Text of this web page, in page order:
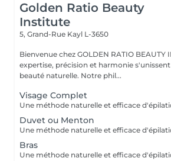
Golden Ratio Beauty
Institute
5, Grand-Rue Kayl L-3650
Bienvenue chez GOLDEN RATIO BEAUTY INSTITUTE Un lieu où
expertise, précision et harmonie
beauté naturelle. Notre phil...
Visage Complet
Duvet ou Menton
Bras